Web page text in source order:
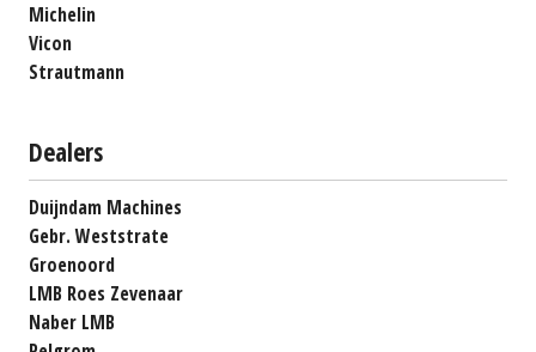
Michelin
Vicon
Strautmann
Dealers
Duijndam Machines
Gebr. Weststrate
Groenoord
LMB Roes Zevenaar
Naber LMB